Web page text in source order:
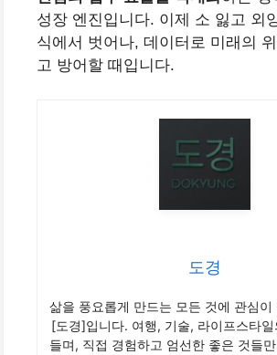
성장 엔진입니다. 이제 소 잃고 외
식에서 벗어나, 데이터로 미래의
고 방어할 때입니다.
도경
삶을 풍요롭게 만드는 모든 것에 관심이
[도경]입니다. 여행, 기술, 라이프스타
들며, 직접 경험하고 엄선한 좋은 것들